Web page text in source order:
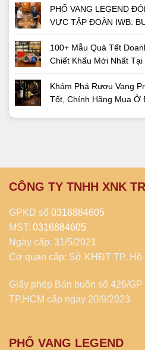
PHỐ VANG LEGEND
VỰC TẬP ĐOÀN IWB:
100+ Mẫu Quà Tết
Chiết Khấu Mới Nhất Tại
Khám Phá Rượu Vang
Tốt, Chính Hãng Mua Ở
CÔNG TY TNHH XNK
GPKD số 0316884605
MST: 0316884605
Ngày cấp: 31/5/2021
Cơ quan cấp: Sở KHĐT TP. Hồ
Giấy phép Bán buôn số 426/
TP.HCM cấp ngày 20/9/2023
PHỐ VANG LEGEND